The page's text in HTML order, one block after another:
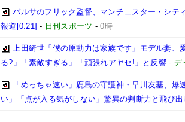
バルサのフリック監督、マンチェスター・シテ
報道[0:21] - 日刊スポーツ -0時
上田綺世「僕の原動力は家族です」モデル妻
る?」「素敵すぎる」「頑張れアヤセ!」と反響- デ
「めっちゃ速い」鹿島の守護神・早川友基、
い」「点が入る気がしない」驚異の判断力と飛び